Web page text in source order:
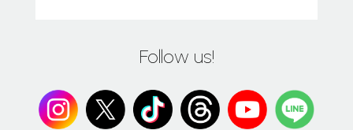
Follow us!